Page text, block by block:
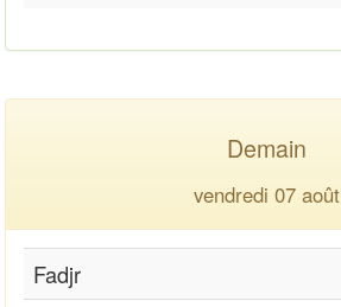
Demain
vendredi 07 août
Fadjr